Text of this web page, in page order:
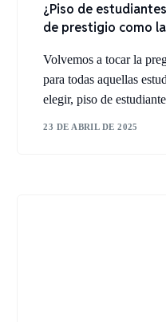
¿Piso de
de prestigio como
Volvemos a tocar la
para todas aquellas
elegir, piso de
23 DE ABRIL DE 2025